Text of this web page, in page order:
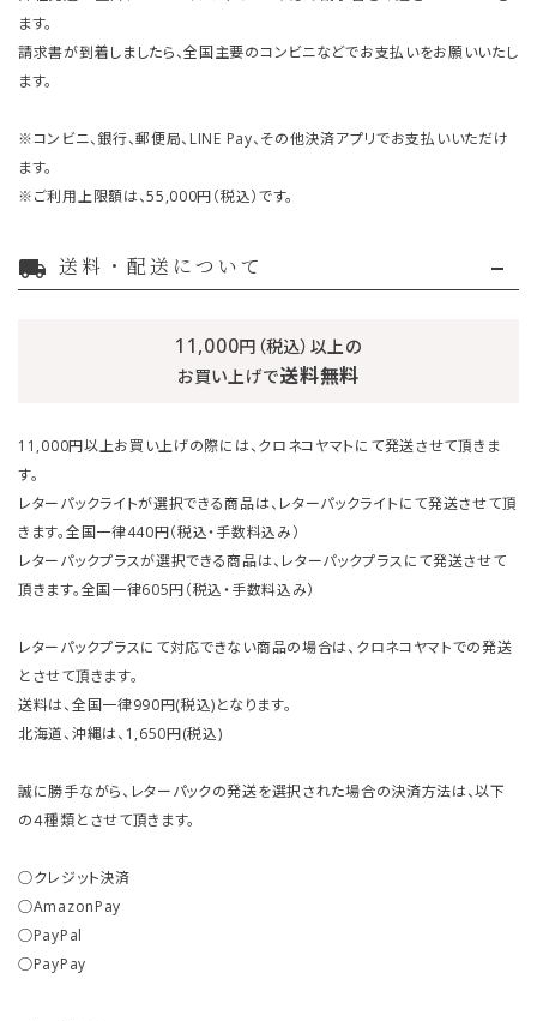
ます。
請求書が到着しましたら、全国主要のコンビニなどでお支払いをお願いいたし
ます。
※コンビニ、銀行、郵便局、LINE Pay、その他決済アプリでお支払いいただけ
ます。
※ご利用上限額は、55,000円（税込）です。
local_shipping 送料・配送について
11,000円（税込）以上の
お買い上げで送料無料
11,000円以上お買い上げの際には、クロネコヤマトにて発送させて頂きま
す。
レターパックライトが選択できる商品は、レターパックライトにて発送させて頂
きます。全国一律440円（税込・手数料込み）
レターパックプラスが選択できる商品は、レターパックプラスにて発送させて
頂きます。全国一律605円（税込・手数料込み）
レターパックプラスにて対応できない商品の場合は、クロネコヤマトでの発送
とさせて頂きます。
送料は、全国一律990円(税込)となります。
北海道、沖縄は、1,650円(税込)
誠に勝手ながら、レターパックの発送を選択された場合の決済方法は、以下
の４種類とさせて頂きます。
○クレジット決済
○AmazonPay
○PayPal
○PayPay